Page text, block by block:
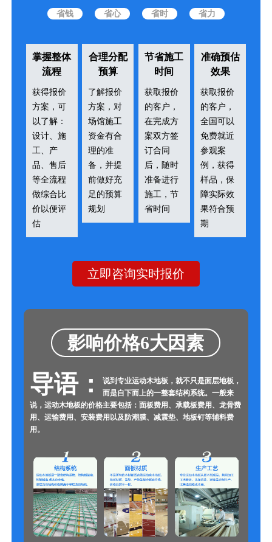
省钱 省心 省时 省力
掌握整体
流程
获得报价
方案，可
以了解：
设计、施
工、产
品、售后
等全流程
做综合比
价以便评
估
合理分配
预算
了解报价
方案，对
场馆施工
资金有合
理的准
备，并提
前做好充
足的预算
规划
节省施工
时间
获取报价
的客户，
在完成方
案双方签
订合同
后，随时
准备进行
施工，节
省时间
准确预估
效果
获取报价
的客户，
全国可以
免费就近
参观案
例，获得
样品，保
障实际效
果符合预
期
立即咨询实时报价
影响价格6大因素
导语：
说到专业运动木地板，就不只是面层地板，
而是自下而上的一整套结构系统。一般来
说，运动木地板的价格主要包括：面板费用、承载板费用、龙骨费
用、运输费用、安装费用以及防潮膜、减震垫、地板钉等辅料费
用。